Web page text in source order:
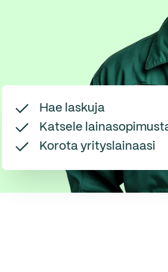
Hae laskuja
Katsele
Korota yrityslainaasi